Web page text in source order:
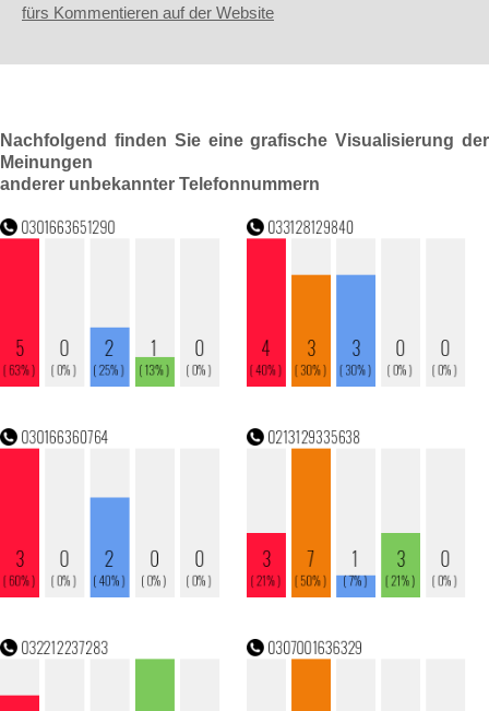
fürs Kommentieren auf der Website
Nachfolgend finden Sie eine grafische Visualisierung der
Meinungen
anderer unbekannter Telefonnummern